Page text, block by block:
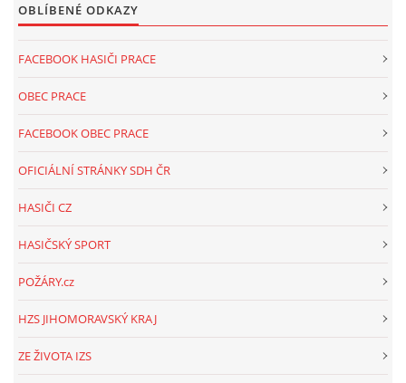
OBLÍBENÉ ODKAZY
FACEBOOK HASIČI PRACE
OBEC PRACE
FACEBOOK OBEC PRACE
OFICIÁLNÍ STRÁNKY SDH ČR
HASIČI CZ
HASIČSKÝ SPORT
POŽÁRY.cz
HZS JIHOMORAVSKÝ KRAJ
ZE ŽIVOTA IZS